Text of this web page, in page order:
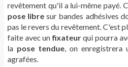
revêtement qu'il a lui-même payé.
pose libre sur bandes adhésives
pas le revers du revêtement. C'est
faite avec unfixateurqui pourra
la pose tendue, on enregistrera
agrafées.